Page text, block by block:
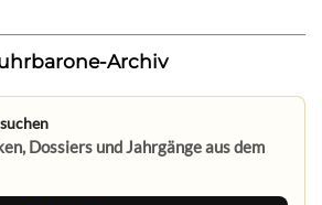
Archiv
Dossiers und Jahrgänge aus dem